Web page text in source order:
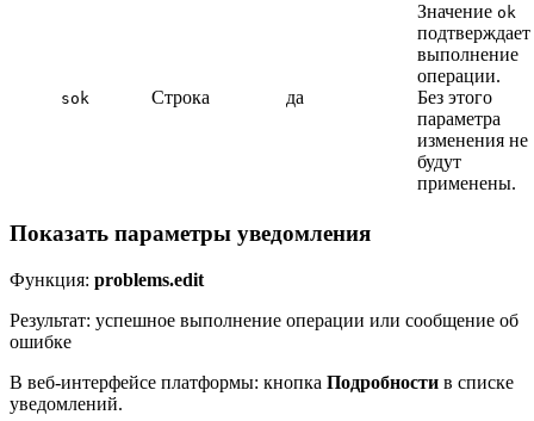
sok Строка да
Значение ok
подтверждает
выполнение
операции.
Без этого
параметра
изменения не
будут
применены.
Показать параметры уведомления
Функция: problems.edit
Результат: успешное выполнение операции или сообщение об
ошибке
В веб-интерфейсе платформы: кнопка Подробности в списке
уведомлений.